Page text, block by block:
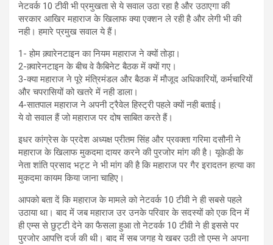
नेटवर्क 10 टीवी भी प्रमुखता से ये सवाल उठा रहा है और उठाएगा की
सरकार आखिर महाराज के खिलाफ क्या एक्शन ले रही है और लेगी भी की
नही। हमारे प्रमुख सवाल ये हैं।
1- होम क़्वारेनटाइन का नियम महाराज ने क्यों तोड़ा।
2-क़्वारेनटाइन के बीच वे कैबिनेट बैठक में क्यों गए।
3-क्या महाराज ने पूरे मंत्रिमंडल और बैठक में मौजूद अधिकारियों, कर्मचारियों
और चपरासियों को खतरे में नही डाला।
4-सातपाल महाराज ने अपनी ट्रैवेल हिस्ट्री पहले क्यों नही बताई।
ये वो सवाल हैं जो महाराज पर दोष साबित करते हैं।
इधर कांग्रेस के प्रदेश अध्यक्ष प्रीतम सिंह और प्रवक्ता गरिमा दसौनी ने
महाराज के खिलाफ मुकदमा दायर करने की पुरजोर मांग की है। यूकेडी के
नेता शांति प्रसाद भट्ट ने भी मांग की है कि महाराज पर गैर इरादतन हत्या का
मुकदमा कायम किया जाना चाहिए।
आपको बता दें कि महाराज के मामले को नेटवर्क 10 टीवी ने ही सबसे पहले
उठाया था। बाद में जब महाराज उर उनके परिवार के सदस्यों को एक दिन में
ही एम्स से छुट्टी देने का फैसला हुआ तो नेटवर्क 10 टीवी ने ही इससे पर
पुरजोर आपत्ति दर्ज की थी। बाद में सब जगह ये खबर उठी तो एम्स ने अपना